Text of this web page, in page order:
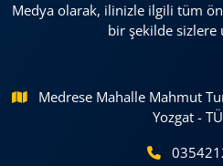
Medya olarak, ilinizle ilgili tüm
bir şekilde sizlere
Medrese Mahalle Mahmut
Yozgat -